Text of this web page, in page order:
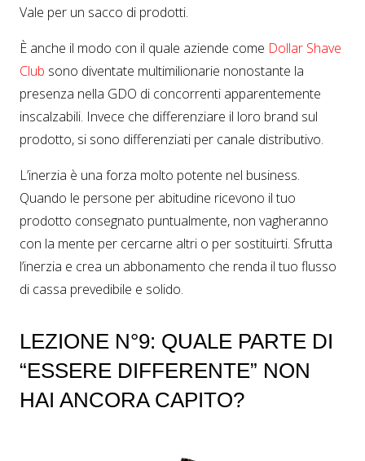
Vale per un sacco di prodotti.
È anche il modo con il quale aziende come Dollar Shave
Club sono diventate multimilionarie nonostante la
presenza nella GDO di concorrenti apparentemente
inscalzabili. Invece che differenziare il loro brand sul
prodotto, si sono differenziati per canale distributivo.
L’inerzia è una forza molto potente nel business.
Quando le persone per abitudine ricevono il tuo
prodotto consegnato puntualmente, non vagheranno
con la mente per cercarne altri o per sostituirti. Sfrutta
l’inerzia e crea un abbonamento che renda il tuo flusso
di cassa prevedibile e solido.
LEZIONE N°9: QUALE PARTE DI
“ESSERE DIFFERENTE” NON
HAI ANCORA CAPITO?